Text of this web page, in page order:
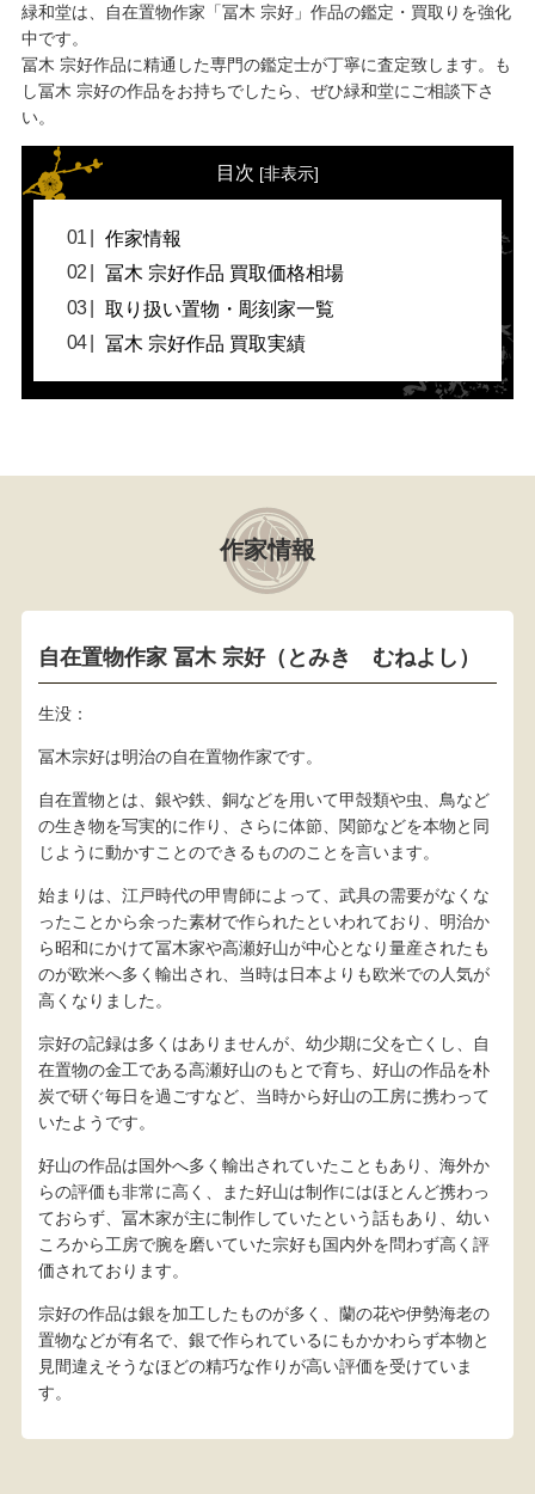
緑和堂は、自在置物作家「冨木 宗好」作品の鑑定・買取りを強化
中です。
冨木 宗好作品に精通した専門の鑑定士が丁寧に査定致します。も
し冨木 宗好の作品をお持ちでしたら、ぜひ緑和堂にご相談下さ
い。
目次 [非表示]
作家情報
冨木 宗好作品 買取価格相場
取り扱い置物・彫刻家一覧
冨木 宗好作品 買取実績
作家情報
自在置物作家 冨木 宗好（とみき むねよし）
生没：
冨木宗好は明治の自在置物作家です。
自在置物とは、銀や鉄、銅などを用いて甲殻類や虫、鳥など
の生き物を写実的に作り、さらに体節、関節などを本物と同
じように動かすことのできるもののことを言います。
始まりは、江戸時代の甲冑師によって、武具の需要がなくな
ったことから余った素材で作られたといわれており、明治か
ら昭和にかけて冨木家や高瀬好山が中心となり量産されたも
のが欧米へ多く輸出され、当時は日本よりも欧米での人気が
高くなりました。
宗好の記録は多くはありませんが、幼少期に父を亡くし、自
在置物の金工である高瀬好山のもとで育ち、好山の作品を朴
炭で研ぐ毎日を過ごすなど、当時から好山の工房に携わって
いたようです。
好山の作品は国外へ多く輸出されていたこともあり、海外か
らの評価も非常に高く、また好山は制作にはほとんど携わっ
ておらず、冨木家が主に制作していたという話もあり、幼い
ころから工房で腕を磨いていた宗好も国内外を問わず高く評
価されております。
宗好の作品は銀を加工したものが多く、蘭の花や伊勢海老の
置物などが有名で、銀で作られているにもかかわらず本物と
見間違えそうなほどの精巧な作りが高い評価を受けていま
す。